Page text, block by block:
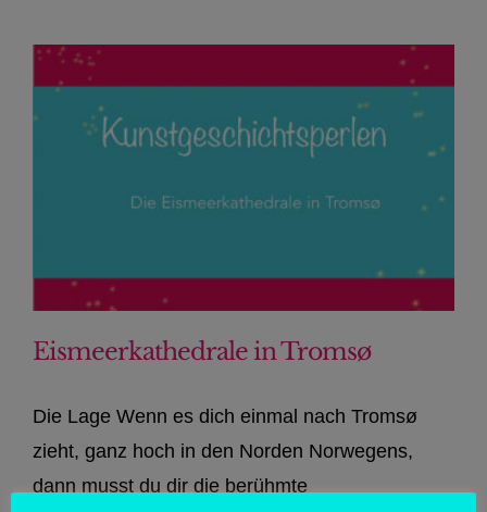
Eismeerkathedrale in Tromsø
Die Lage Wenn es dich einmal nach Tromsø
zieht, ganz hoch in den Norden Norwegens,
dann musst du dir die berühmte